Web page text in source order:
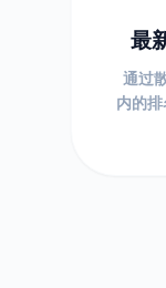
最
通过
内的